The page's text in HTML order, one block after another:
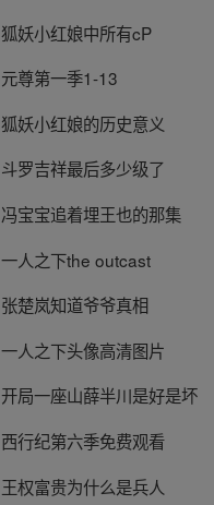
狐妖小红娘中所有cP
元尊第一季1-13
狐妖小红娘的历史意义
斗罗吉祥最后多少级了
冯宝宝追着埋王也的那集
一人之下the outcast
张楚岚知道爷爷真相
一人之下头像高清图片
开局一座山薛半川是好是坏
西行纪第六季免费观看
王权富贵为什么是兵人